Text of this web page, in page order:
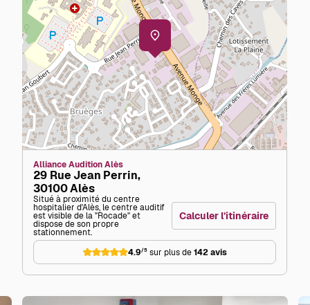
Alliance Audition Alès
29 Rue Jean Perrin,
30100 Alès
Situé à proximité du centre
hospitalier d'Alès, le centre auditif
est visible de la "Rocade" et
dispose de son propre
stationnement.
Calculer l’itinéraire
4.9/5sur plus de142 avis